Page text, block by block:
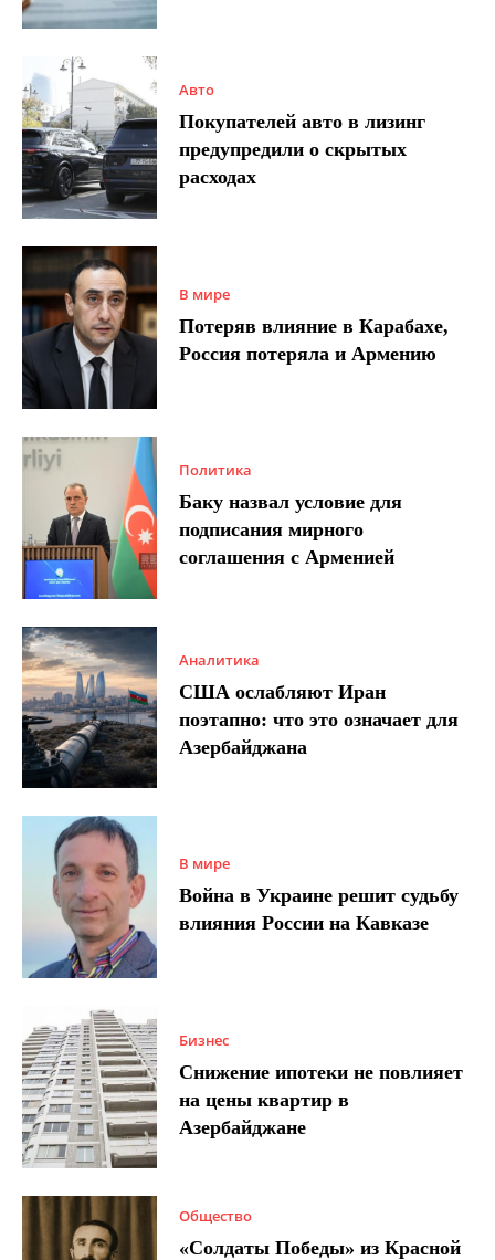
Авто
Покупателей авто в лизинг
предупредили о скрытых
расходах
В мире
Потеряв влияние в Карабахе,
Россия потеряла и Армению
Политика
Баку назвал условие для
подписания мирного
соглашения с Арменией
Аналитика
США ослабляют Иран
поэтапно: что это означает для
Азербайджана
В мире
Война в Украине решит судьбу
влияния России на Кавказе
Бизнес
Снижение ипотеки не повлияет
на цены квартир в
Азербайджане
Общество
«Солдаты Победы» из Красной